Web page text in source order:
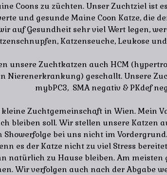
Coons zu züchten. Unser Zuchtziel ist
und gesunde Maine Coon Katze, die
auf Gesundheit sehr viel Wert legen,
Katzenseuche, Leukose
unsere Zuchtkatzen auch HCM
Nierenerkrankung) geschallt. Unsere
mybPC3, SMA negativ & PKdef
Zuchtgemeinschaft in Wien. Mein
bleiben soll. Wir stellen unsere Katzen
Showerfolge bei uns nicht im
es der Katze nicht zu viel Stress
natürlich zu Hause bleiben. Am
Wir verfolgen auch nach der Abgabe